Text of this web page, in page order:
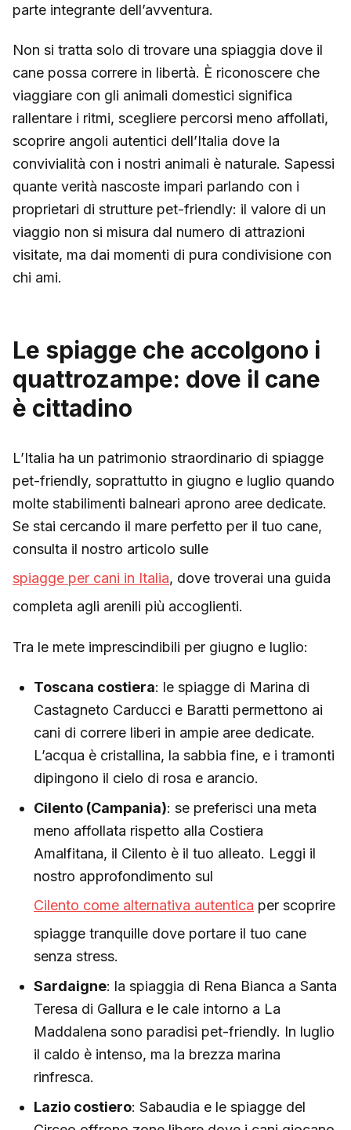
parte integrante dell’avventura.
Non si tratta solo di trovare una spiaggia dove il
cane possa correre in libertà. È riconoscere che
viaggiare con gli animali domestici significa
rallentare i ritmi, scegliere percorsi meno affollati,
scoprire angoli autentici dell’Italia dove la
convivialità con i nostri animali è naturale. Sapessi
quante verità nascoste impari parlando con i
proprietari di strutture pet-friendly: il valore di un
viaggio non si misura dal numero di attrazioni
visitate, ma dai momenti di pura condivisione con
chi ami.
Le spiagge che accolgono i
quattrozampe: dove il cane
è cittadino
L’Italia ha un patrimonio straordinario di spiagge
pet-friendly, soprattutto in giugno e luglio quando
molte stabilimenti balneari aprono aree dedicate.
Se stai cercando il mare perfetto per il tuo cane,
consulta il nostro articolo sulle
spiagge per cani in Italia, dove troverai una guida
completa agli arenili più accoglienti.
Tra le mete imprescindibili per giugno e luglio:
Toscana costiera: le spiagge di Marina di
Castagneto Carducci e Baratti permettono ai
cani di correre liberi in ampie aree dedicate.
L’acqua è cristallina, la sabbia fine, e i tramonti
dipingono il cielo di rosa e arancio.
Cilento (Campania): se preferisci una meta
meno affollata rispetto alla Costiera
Amalfitana, il Cilento è il tuo alleato. Leggi il
nostro approfondimento sul
Cilento come alternativa autentica per scoprire
spiagge tranquille dove portare il tuo cane
senza stress.
Sardaigne: la spiaggia di Rena Bianca a Santa
Teresa di Gallura e le cale intorno a La
Maddalena sono paradisi pet-friendly. In luglio
il caldo è intenso, ma la brezza marina
rinfresca.
Lazio costiero: Sabaudia e le spiagge del